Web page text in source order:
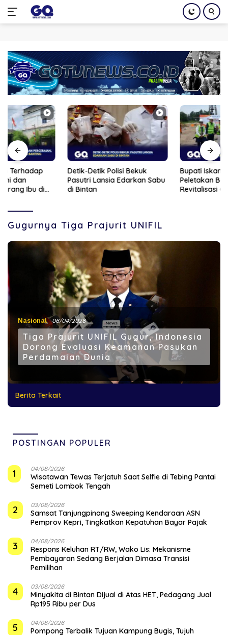
konten
Detik-Detik Polisi Bekuk
Pasutri Lansia Edarkan Sabu
di Bintan
Bupati Iskandarsyah Hadiri
Peletakan Batu Pertama
Revitalisasi Gedung BPS
Gugurnya Tiga Prajurit UNIFIL
Nasional 06/04/2026
Tiga Prajurit UNIFIL Gugur, Indonesia
Dorong Evaluasi Keamanan Pasukan
Perdamaian Dunia
Berita Terkait
POSTINGAN POPULER
1 04/08/2026
Wisatawan Tewas Terjatuh Saat Selfie di Tebing Pantai
Semeti Lombok Tengah
2 03/08/2026
Samsat Tanjungpinang Sweeping Kendaraan ASN
Pemprov Kepri, Tingkatkan Kepatuhan Bayar Pajak
3 04/08/2026
‎Respons Keluhan RT/RW, Wako Lis: Mekanisme
Pembayaran Sedang Berjalan Dimasa Transisi
Pemilihan
4 03/08/2026
Minyakita di Bintan Dijual di Atas HET, Pedagang Jual
Rp195 Ribu per Dus
5 04/08/2026
Pompong Terbalik Tujuan Kampung Bugis, Tujuh